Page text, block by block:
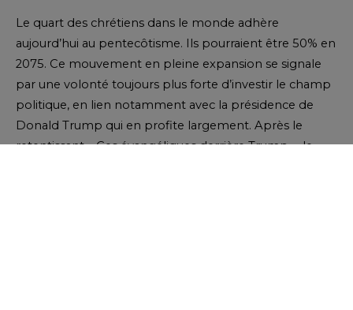
Le quart des chrétiens dans le monde adhère
aujourd’hui au pentecôtisme. Ils pourraient être 50% en
2075. Ce mouvement en pleine expansion se signale
par une volonté toujours plus forte d’investir le champ
politique, en lien notamment avec la présidence de
Donald Trump qui en profite largement. Après le
retentissant « Ces évangéliques derrière Trump », le